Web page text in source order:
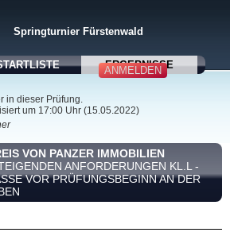
ANMELDEN
Springturnier Fürstenwald
ERGEBNISSE
in dieser Prüfung.
um 17:00 Uhr (15.05.2022)
VON PANZER IMMOBILIEN
ANFORDERUNGEN KL.L -
VOR PRÜFUNGSBEGINN AN DER